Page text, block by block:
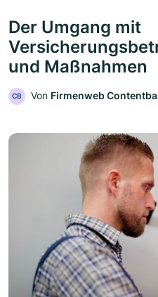
Der Umgang mit
und Maßnahmen
CB Von Firmenweb